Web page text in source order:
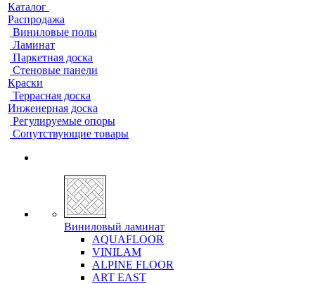
Каталог
Распродажа
Виниловые полы
Ламинат
Паркетная доска
Стеновые панели
Краски
Террасная доска
Инженерная доска
Регулируемые опоры
Сопутствующие товары
Виниловый ламинат
AQUAFLOOR
VINILAM
ALPINE FLOOR
ART EAST